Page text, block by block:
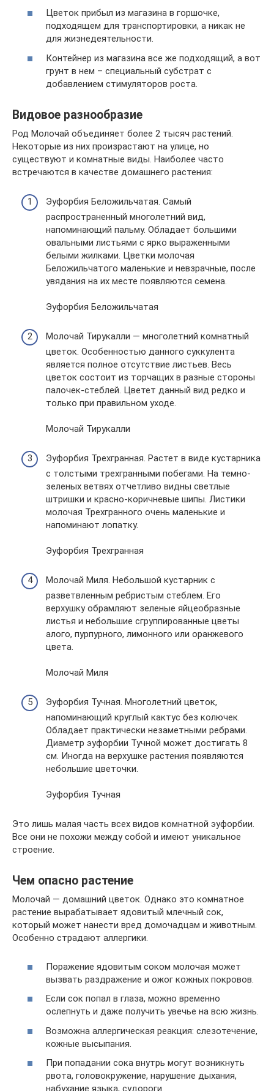
Цветок прибыл из магазина в горшочке,
подходящем для транспортировки, а никак не
для жизнедеятельности.
Контейнер из магазина все же подходящий, а вот
грунт в нем – специальный субстрат с
добавлением стимуляторов роста.
Видовое разнообразие
Род Молочай объединяет более 2 тысяч растений.
Некоторые из них произрастают на улице, но
существуют и комнатные виды. Наиболее часто
встречаются в качестве домашнего растения:
Эуфорбия Беложильчатая. Самый
распространенный многолетний вид,
напоминающий пальму. Обладает большими
овальными листьями с ярко выраженными
белыми жилками. Цветки молочая
Беложильчатого маленькие и невзрачные, после
увядания на их месте появляются семена.
Эуфорбия Беложильчатая
Молочай Тирукалли — многолетний комнатный
цветок. Особенностью данного суккулента
является полное отсутствие листьев. Весь
цветок состоит из торчащих в разные стороны
палочек-стеблей. Цветет данный вид редко и
только при правильном уходе.
Молочай Тирукалли
Эуфорбия Трехгранная. Растет в виде кустарника
с толстыми трехгранными побегами. На темно-
зеленых ветвях отчетливо видны светлые
штришки и красно-коричневые шипы. Листики
молочая Трехгранного очень маленькие и
напоминают лопатку.
Эуфорбия Трехгранная
Молочай Миля. Небольшой кустарник с
разветвленным ребристым стеблем. Его
верхушку обрамляют зеленые яйцеобразные
листья и небольшие сгруппированные цветы
алого, пурпурного, лимонного или оранжевого
цвета.
Молочай Миля
Эуфорбия Тучная. Многолетний цветок,
напоминающий круглый кактус без колючек.
Обладает практически незаметными ребрами.
Диаметр эуфорбии Тучной может достигать 8
см. Иногда на верхушке растения появляются
небольшие цветочки.
Эуфорбия Тучная
Это лишь малая часть всех видов комнатной эуфорбии.
Все они не похожи между собой и имеют уникальное
строение.
Чем опасно растение
Молочай — домашний цветок. Однако это комнатное
растение вырабатывает ядовитый млечный сок,
который может нанести вред домочадцам и животным.
Особенно страдают аллергики.
Поражение ядовитым соком молочая может
вызвать раздражение и ожог кожных покровов.
Если сок попал в глаза, можно временно
ослепнуть и даже получить увечье на всю жизнь.
Возможна аллергическая реакция: слезотечение,
кожные высыпания.
При попадании сока внутрь могут возникнуть
рвота, головокружение, нарушение дыхания,
набухание языка, судороги.